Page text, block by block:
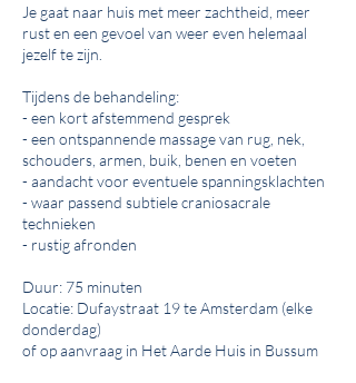
Je gaat naar huis met meer zachtheid, meer
rust en een gevoel van weer even helemaal
jezelf te zijn.
Tijdens de behandeling:
- een kort afstemmend gesprek
- een ontspannende massage van rug, nek,
schouders, armen, buik, benen en voeten
- aandacht voor eventuele spanningsklachten
- waar passend subtiele craniosacrale
technieken
- rustig afronden
Duur: 75 minuten
Locatie: Dufaystraat 19 te Amsterdam (elke
donderdag)
of op aanvraag in Het Aarde Huis in Bussum